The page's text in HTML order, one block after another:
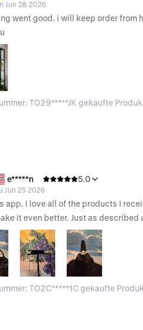
Jun 28 2026
went good. i will keep order from
TO29*****JK gekaufte
e*****n 5.0
Jun 25 2026
app. I love all of the products I
it even better. Just as described
TO2C*****1C gekaufte